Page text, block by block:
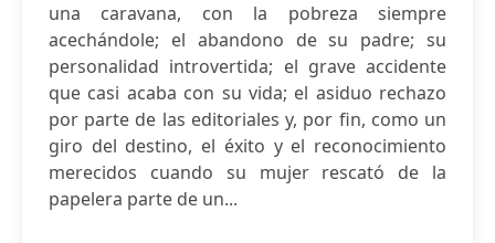
una caravana, con la pobreza siempre
acechándole; el abandono de su padre; su
personalidad introvertida; el grave accidente
que casi acaba con su vida; el asiduo rechazo
por parte de las editoriales y, por fin, como un
giro del destino, el éxito y el reconocimiento
merecidos cuando su mujer rescató de la
papelera parte de un...